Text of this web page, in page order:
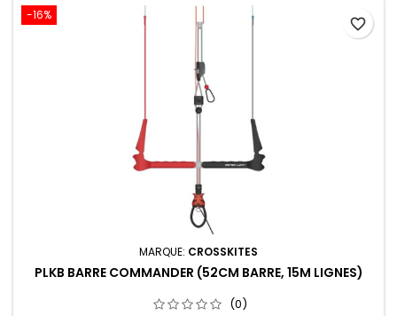
-16%
MARQUE: CROSSKITES
PLKB BARRE COMMANDER (52CM BARRE, 15M LIGNES)
(0)
favorite_border